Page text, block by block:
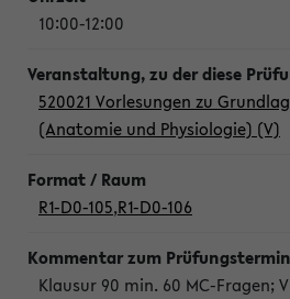
10:00-12:00
520021 Vorlesungen zu
(Anatomie und Physiologie) (V)
R1-D0-105,R1-D0-106
Klausur 90 min. 60 MC-Fragen;